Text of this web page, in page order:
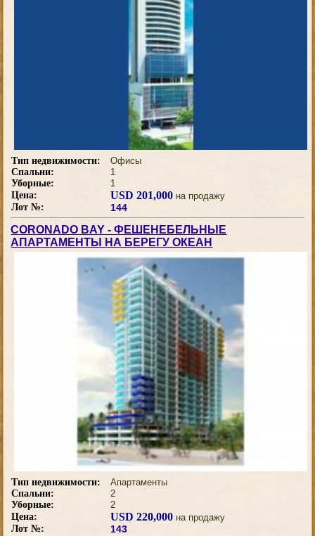
Тип недвижимости:
Офисы
Спальни:
1
Уборные:
1
Цена:
USD 201,000 на продажу
Лот №:
144
CORONADO BAY - ФЕШЕНЕБЕЛЬНЫЕ
АПАРТАМЕНТЫ НА БЕРЕГУ ОКЕАН
Тип недвижимости:
Апартаменты
Спальни:
2
Уборные:
2
Цена:
USD 220,000 на продажу
Лот №:
143